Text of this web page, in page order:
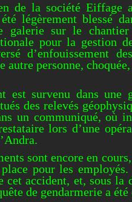
de la société Eiffage
légèrement blessé
galerie sur le
pour la gestion
d’enfouissement
autre personne,
est survenu dans
des relevés
un communiqué, où
lors d’une
sont encore en
pour les
cet accident, et, sous
de gendarmerie a été